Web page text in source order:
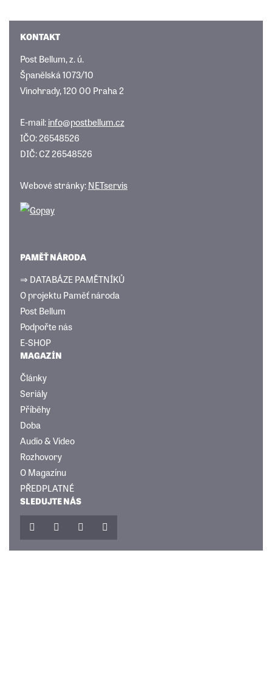
KONTAKT
Post Bellum, z. ú.
Španělská 1073/10
Vinohrady, 120 00 Praha 2
E-mail:info@postbellum.cz
IČO: 26548526
DIČ: CZ 26548526
Webové stránky:NETservis
PAMĚŤ NÁRODA
⇒ DATABÁZE PAMĚTNÍKŮ
O projektu Paměť národa
Post Bellum
Podpořte nás
E-SHOP
MAGAZÍN
Články
Seriály
Příběhy
Doba
Audio & Video
Rozhovory
O Magazínu
PŘEDPLATNÉ
SLEDUJTE NÁS